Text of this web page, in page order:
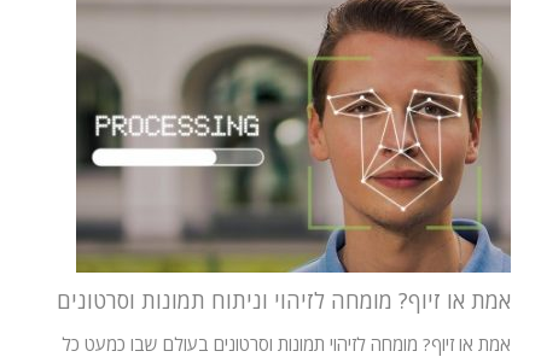
אמת או זיוף? מומחה לזיהוי וניתוח תמונות וסרטונים
אמת או זיוף? מומחה לזיהוי תמונות וסרטונים בעולם שבו כמעט כל